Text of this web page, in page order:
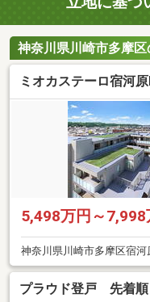
神奈川県川崎市多摩
ミオカステーロ宿河
5,498万円～7,998
神奈川県川崎市多摩区宿河
プラウド登戸 先着順